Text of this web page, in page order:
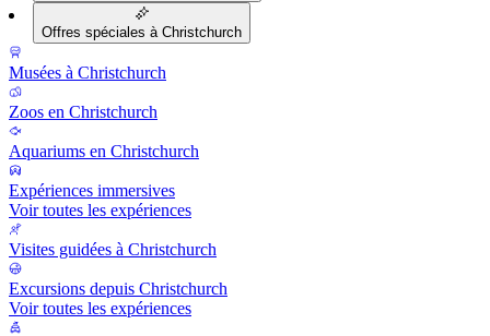
Offres spéciales à Christchurch
Musées à Christchurch
Zoos en Christchurch
Aquariums en Christchurch
Expériences immersives
Voir toutes les expériences
Visites guidées à Christchurch
Excursions depuis Christchurch
Voir toutes les expériences